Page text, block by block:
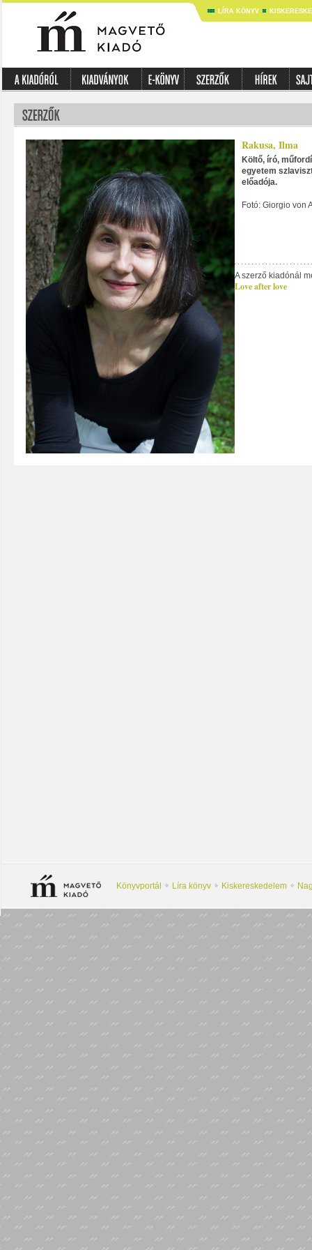
LÍRA KÖNYV
Rakusa, Ilma
Költő, író,
egyetem
előadója.
Fotó: Giorgio von
A szerző kiadónál
Love after love
Könyvportál Líra könyv Kiskereskedelem